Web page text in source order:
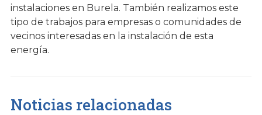
instalaciones en Burela. También realizamos este
tipo de trabajos para empresas o comunidades de
vecinos interesadas en la instalación de esta
energía.
Noticias relacionadas